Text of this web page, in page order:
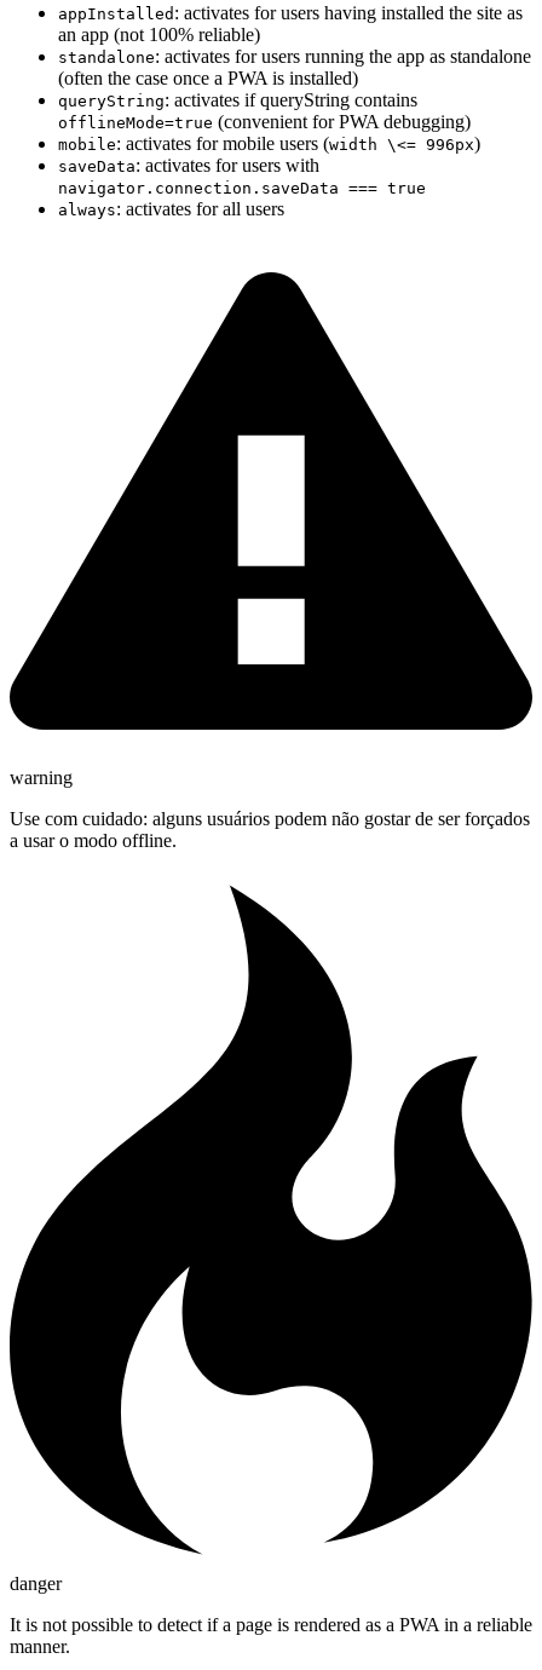
appInstalled : activates for users having installed the site as
an app (not 100% reliable)
standalone: activates for users running the app as standalone
(often the case once a PWA is installed)
queryString: activates if queryString contains
offlineMode=true (convenient for PWA debugging)
mobile: activates for mobile users (width \<= 996px)
saveData: activates for users with
navigator.connection.saveData === true
always: activates for all users
warning
Use com cuidado: alguns usuários podem não gostar de ser forçados
a usar o modo offline.
danger
It is not possible to detect if a page is rendered as a PWA in a reliable
manner.